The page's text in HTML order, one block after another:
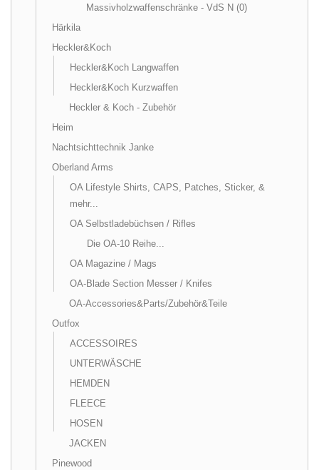
Massivholzwaffenschränke - VdS N (0)
Härkila
Heckler&Koch
Heckler&Koch Langwaffen
Heckler&Koch Kurzwaffen
Heckler & Koch - Zubehör
Heim
Nachtsichttechnik Janke
Oberland Arms
OA Lifestyle Shirts, CAPS, Patches, Sticker, &
mehr...
OA Selbstladebüchsen / Rifles
Die OA-10 Reihe...
OA Magazine / Mags
OA-Blade Section Messer / Knifes
OA-Accessories&Parts/Zubehör&Teile
Outfox
ACCESSOIRES
UNTERWÄSCHE
HEMDEN
FLEECE
HOSEN
JACKEN
Pinewood